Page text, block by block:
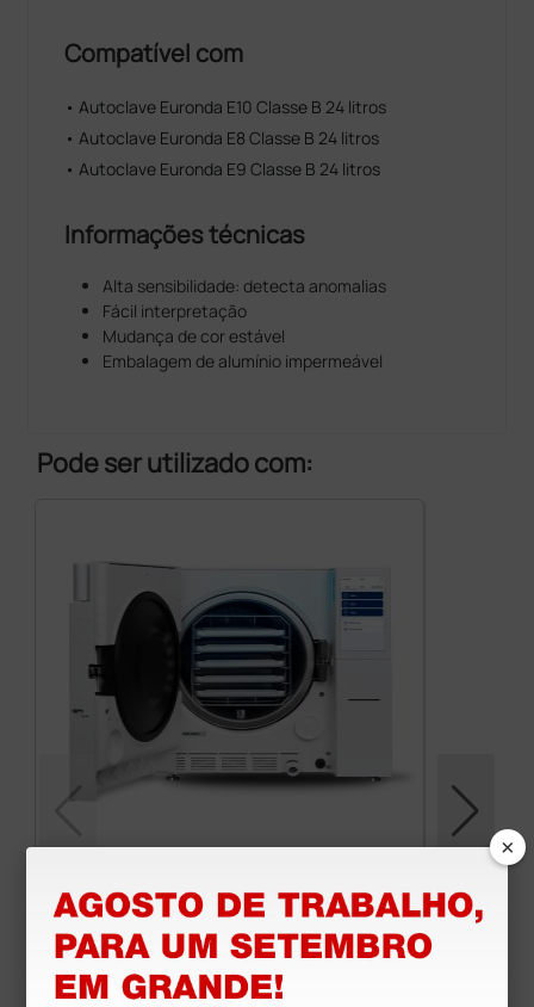
Compatível com
• Autoclave Euronda E10 Classe B 24 litros
• Autoclave Euronda E8 Classe B 24 litros
• Autoclave Euronda E9 Classe B 24 litros
Informações técnicas
Alta sensibilidade: detecta anomalias
Fácil interpretação
Mudança de cor estável
Embalagem de alumínio impermeável
Pode ser utilizado com:
5 290,00 €
×